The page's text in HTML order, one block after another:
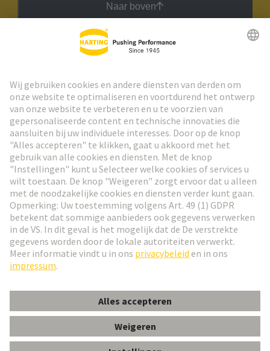
Naar boven
Ga naar registratie
Social Media
Nederlands
© HARTING Technology Group
AfdrukPrivacybeleid Cookie-instellingen
Gebruiksvoorwaarden